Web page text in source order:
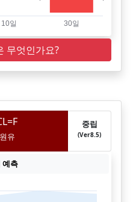
무엇인가요?
원유
중립
(Ver8.5)
예측